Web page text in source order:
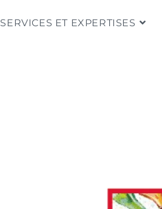
SERVICES ET EXPERTISES